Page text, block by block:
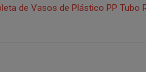
de Vasos de Plástico PP Tubo